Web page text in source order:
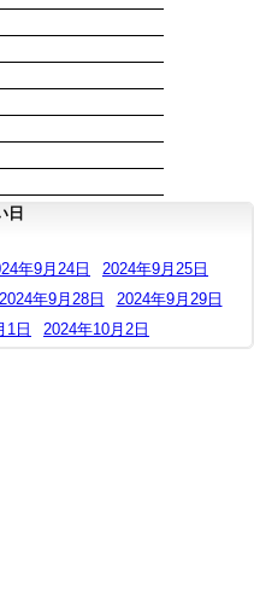
日
年9月24日
2024年9月25日
2024年9月28日
2024年9月29日
1日 2024年10月2日